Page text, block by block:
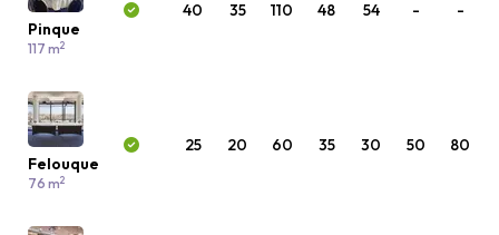
Pinque
117 m2
40 35 110 48 54 - -
Felouque
76 m2
25 20 60 35 30 50 80